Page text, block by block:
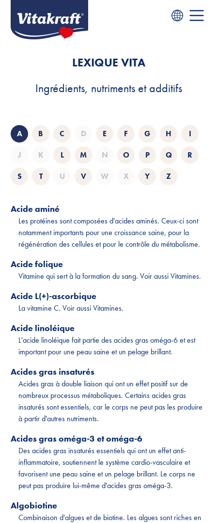
LEXIQUE VITA
Ingrédients, nutriments et additifs
A B C D E F G H I
J K L M N O P Q R
S T U V W X Y Z
Acide aminé
Les protéines sont composées d'acides aminés. Ceux-ci sont
notamment importants pour une croissance saine, pour la
régénération des cellules et pour le contrôle du métabolisme.
Acide folique
Vitamine qui sert à la formation du sang. Voir aussi Vitamines.
Acide L(+)-ascorbique
La vitamine C. Voir aussi Vitamines.
Acide linoléique
L'acide linoléique fait partie des acides gras oméga-6 et est
important pour une peau saine et un pelage brillant.
Acides gras insaturés
Acides gras à double liaison qui ont un effet positif sur de
nombreux processus métaboliques. Certains acides gras
insaturés sont essentiels, car le corps ne peut pas les produire
à partir d'autres nutriments.
Acides gras oméga-3 et oméga-6
Des acides gras insaturés essentiels qui ont un effet anti-
inflammatoire, soutiennent le système cardio-vasculaire et
favorisent une peau saine et un pelage brillant. Le corps ne
peut pas produire lui-même d'acides gras oméga-3.
Algobiotine
Combinaison d'algues et de biotine. Les algues sont riches en